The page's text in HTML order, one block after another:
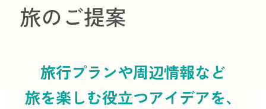
旅のご提案
旅行プランや周辺情報など
旅を楽しむ役立つアイデアを、